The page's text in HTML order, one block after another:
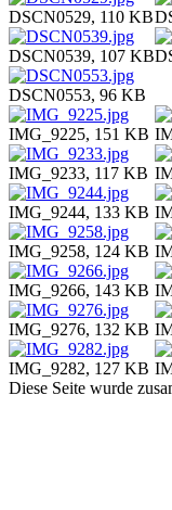
DSCN0529, 110 KB
DSCN0539, 107 KB
DSCN0553, 96 KB
IMG_9225, 151 KB
IMG_9233, 117 KB
IMG_9244, 133 KB
IMG_9258, 124 KB
IMG_9266, 143 KB
IMG_9276, 132 KB
IMG_9282, 127 KB
Diese Seite wurde